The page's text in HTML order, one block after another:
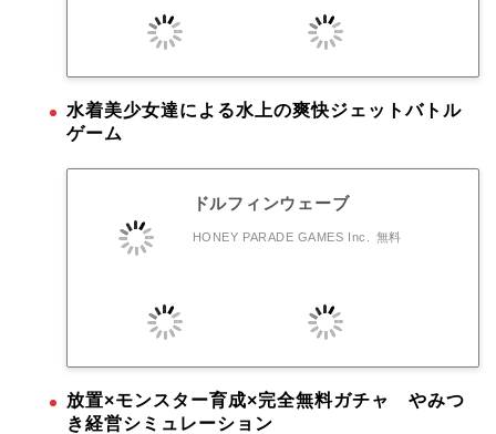
水着美少女達による水上の爽快ジェットバトル
ゲーム
ドルフィンウェーブ
HONEY PARADE GAMES Inc. 無料
放置×モンスター育成×完全無料ガチャ やみつ
き経営シミュレーション